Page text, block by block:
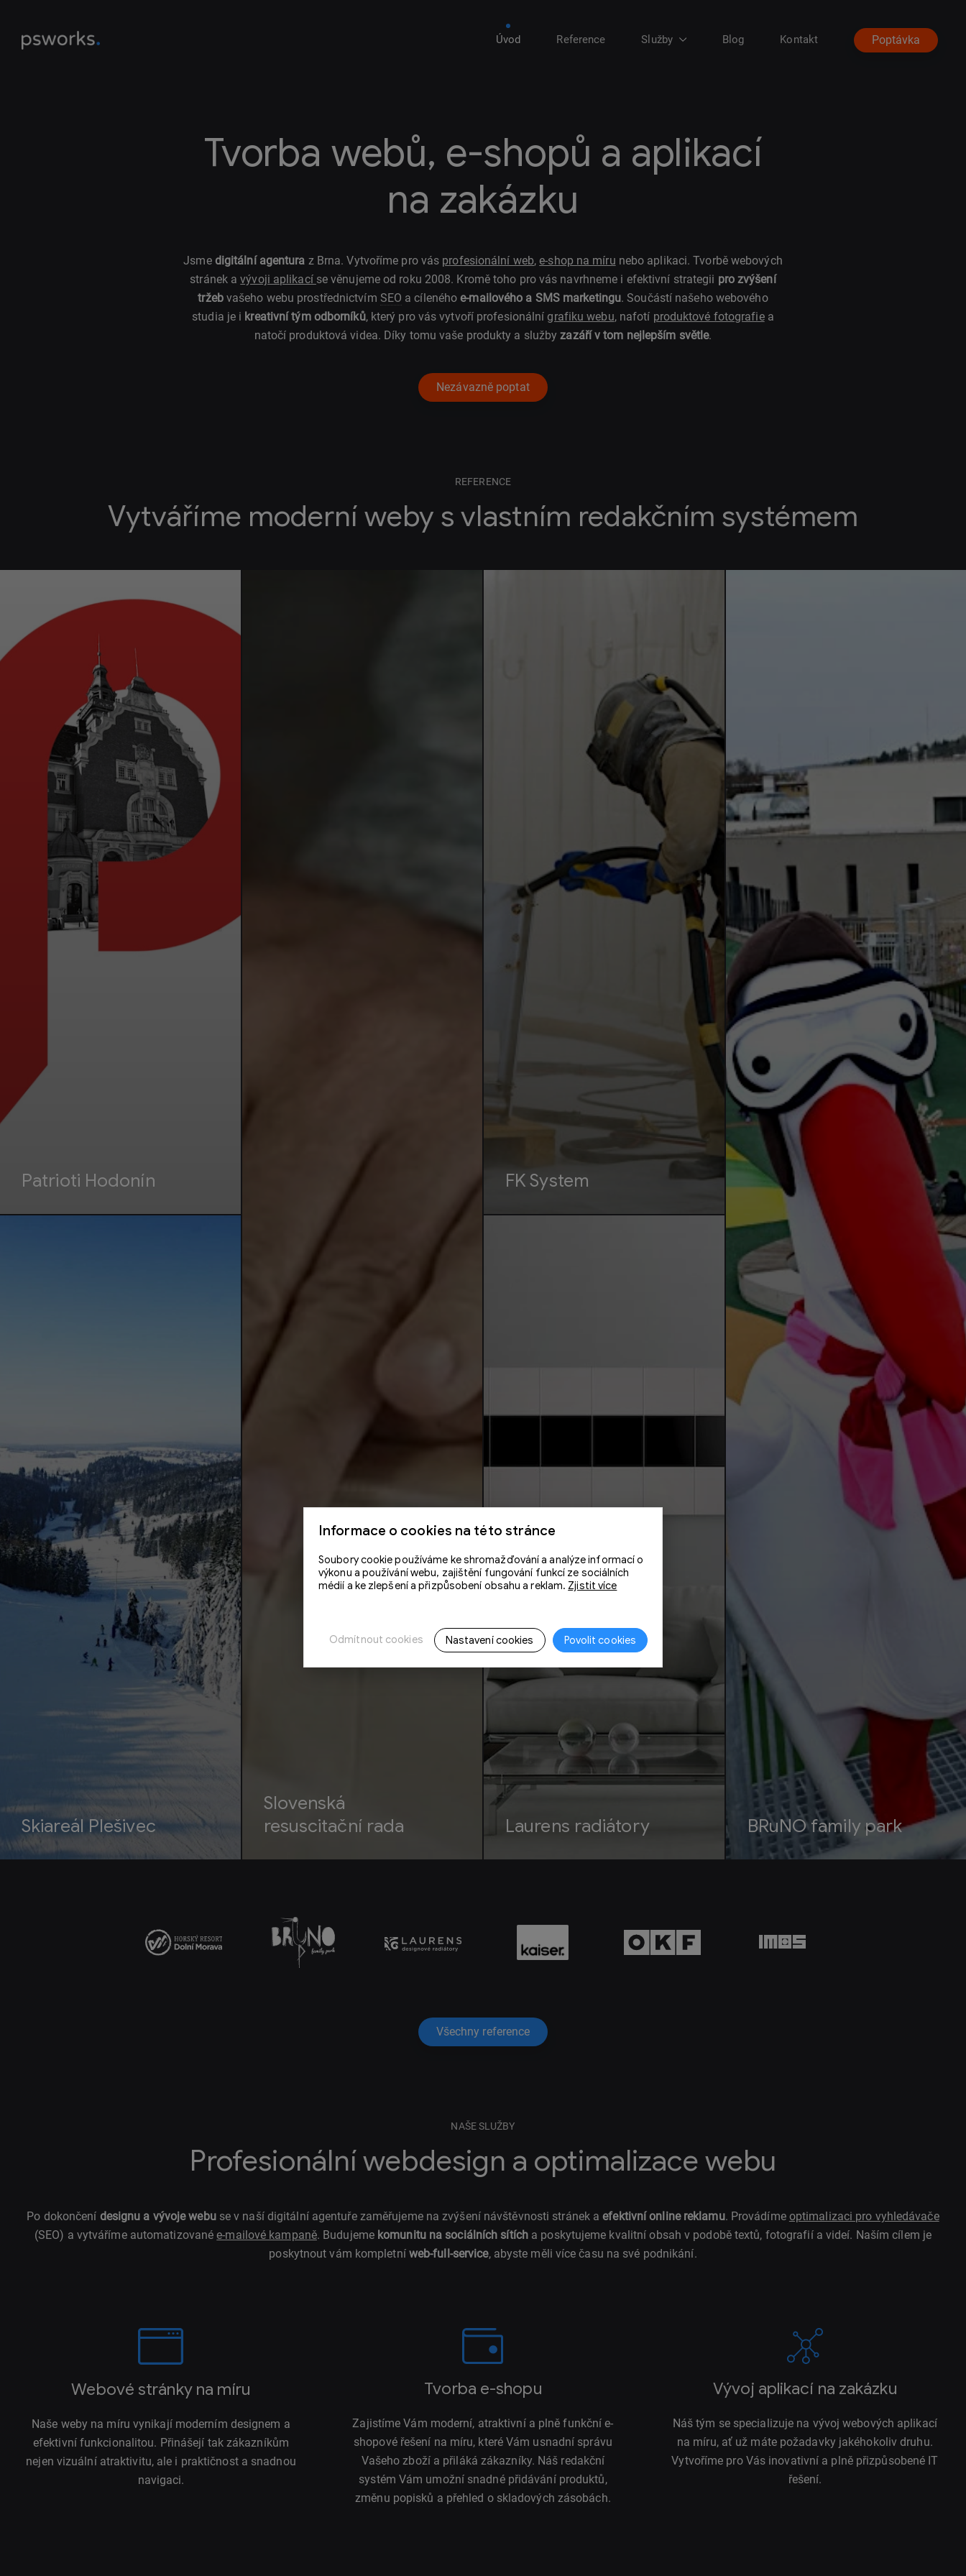
Informace o cookies na této stránce
Soubory cookie používáme ke shromažďování a analýze informací o
výkonu a používání webu, zajištění fungování funkcí ze sociálních
médií a ke zlepšení a přizpůsobení obsahu a reklam. Zjistit více
Povolit cookies
Nastavení cookies
Odmítnout cookies
Úvod Reference Služby Blog Kontakt Poptávka
Tvorba webů, e-shopů a aplikací
na zakázku
Jsme digitální agentura z Brna. Vytvoříme pro vás profesionální web,e-shop na míru nebo aplikaci. Tvorbě webových
stránek avývoji aplikací se věnujeme od roku 2008. Kromě toho pro vás navrhneme i efektivní strategii pro zvýšení
tržebvašeho webu prostřednictvím SEO a cílenéhoe-mailového a SMS marketingu. Součástí našeho webového
studia je i kreativní tým odborníků, který pro vás vytvoří profesionálnígrafiku webu, nafotí produktové fotografiea
natočí produktová videa. Díky tomu vaše produkty a službyzazáří v tom nejlepším světle.
Nezávazně poptat
REFERENCE
Vytváříme moderní weby s vlastním redakčním systémem
Patrioti Hodonín
Slovenská
resuscitační rada
FK System
BRuNO family park
Skiareál Plešivec Laurens radiátory
Všechny reference
NAŠE SLUŽBY
Profesionální webdesign a optimalizace webu
Po dokončení designu a vývoje webuse v naší digitální agentuře zaměřujeme na zvýšení návštěvnosti stránek aefektivní online reklamu. Provádíme optimalizaci pro vyhledávače
(SEO) a vytváříme automatizovanée-mailové kampaně. Budujeme komunitu na sociálních sítích a poskytujeme kvalitní obsah v podobě textů, fotografií a videí. Naším cílem je
poskytnout vám kompletní web-full-service, abyste měli více času na své podnikání.
Webové stránky na míru
Naše weby na míru vynikají moderním designem a
efektivní funkcionalitou. Přinášejí tak zákazníkům
nejen vizuální atraktivitu, ale i praktičnost a snadnou
navigaci.
Tvorba e-shopu
Zajistíme Vám moderní, atraktivní a plně funkční e-
shopové řešení na míru, které Vám usnadní správu
Vašeho zboží a přiláká zákazníky. Náš redakční
systém Vám umožní snadné přidávání produktů,
změnu popisků a přehled o skladových zásobách.
Vývoj aplikací na zakázku
Náš tým se specializuje na vývoj webových aplikací
na míru, ať už máte požadavky jakéhokoliv druhu.
Vytvoříme pro Vás inovativní a plně přizpůsobené IT
řešení.